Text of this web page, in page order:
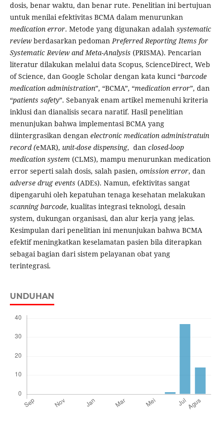
dosis, benar waktu, dan benar rute. Penelitian ini bertujuan
untuk menilai efektivitas BCMA dalam menurunkan
medication error. Metode yang digunakan adalah systematic
reviewberdasarkan pedomanPreferred Reporting Items for
Systematic Review and Meta-Analysis (PRISMA). Pencarian
literatur dilakukan melalui data Scopus, ScienceDirect, Web
of Science, dan Google Scholar dengan kata kunci “barcode
medication administration”, “BCMA”, “medication error”, dan
“patients safety”. Sebanyak enam artikel memenuhi kriteria
inklusi dan dianalisis secara naratif. Hasil penelitian
menunjukan bahwa implementasi BCMA yang
diintergrasikan dengan electronic medication administratuin
record (eMAR), unit-dose dispensing, dan closed-loop
medication system (CLMS), mampu menurunkan medication
error seperti salah dosis, salah pasien, omission error, dan
adverse drug events (ADEs). Namun, efektivitas sangat
dipengaruhi oleh kepatuhan tenaga kesehatan melakukan
scanning barcode, kualitas integrasi teknologi, desain
system, dukungan organisasi, dan alur kerja yang jelas.
Kesimpulan dari penelitian ini menunjukan bahwa BCMA
efektif meningkatkan keselamatan pasien bila diterapkan
sebagai bagian dari sistem pelayanan obat yang
terintegrasi.
UNDUHAN